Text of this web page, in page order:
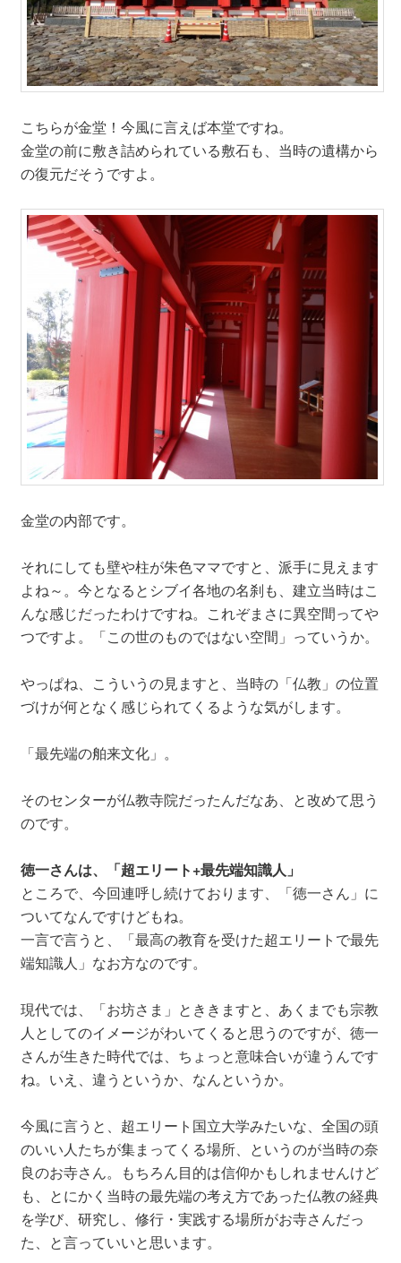
こちらが金堂！今風に言えば本堂ですね。
金堂の前に敷き詰められている敷石も、当時の遺構から
の復元だそうですよ。
金堂の内部です。
それにしても壁や柱が朱色ママですと、派手に見えます
よね～。今となるとシブイ各地の名刹も、建立当時はこ
んな感じだったわけですね。これぞまさに異空間ってや
つですよ。「この世のものではない空間」っていうか。
やっぱね、こういうの見ますと、当時の「仏教」の位置
づけが何となく感じられてくるような気がします。
「最先端の舶来文化」。
そのセンターが仏教寺院だったんだなあ、と改めて思う
のです。
徳一さんは、「超エリート+最先端知識人」
ところで、今回連呼し続けております、「徳一さん」に
ついてなんですけどもね。
一言で言うと、「最高の教育を受けた超エリートで最先
端知識人」なお方なのです。
現代では、「お坊さま」とききますと、あくまでも宗教
人としてのイメージがわいてくると思うのですが、徳一
さんが生きた時代では、ちょっと意味合いが違うんです
ね。いえ、違うというか、なんというか。
今風に言うと、超エリート国立大学みたいな、全国の頭
のいい人たちが集まってくる場所、というのが当時の奈
良のお寺さん。もちろん目的は信仰かもしれませんけど
も、とにかく当時の最先端の考え方であった仏教の経典
を学び、研究し、修行・実践する場所がお寺さんだっ
た、と言っていいと思います。